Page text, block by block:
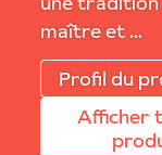
maître et ...
Profil du
Afficher